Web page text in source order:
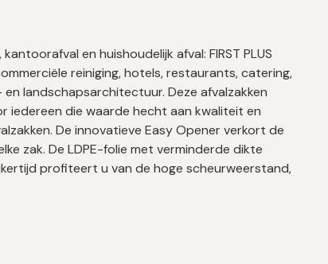
en huishoudelijk afval: FIRST PLUS
reiniging, hotels, restaurants, catering,
landschapsarchitectuur. Deze afvalzakken
iedereen die waarde hecht aan kwaliteit en
De innovatieve Easy Opener verkort de
zak. De LDPE-folie met verminderde dikte
profiteert u van de hoge scheurweerstand,